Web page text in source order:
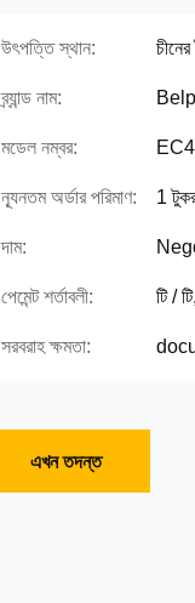
উৎপত্তি স্থান: চীনের
ব্র্যান্ড নাম:
মডেল নম্বর:
ন্যূনতম অর্ডার পরিমাণ: 1
দাম:
পেমেন্ট শর্তাবলী: টি /
সরবরাহ ক্ষমতা:
এখন তদন্ত